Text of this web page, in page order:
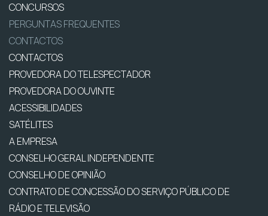
CONCURSOS
PERGUNTAS FREQUENTES
CONTACTOS
CONTACTOS
PROVEDORA DO TELESPECTADOR
PROVEDORA DO OUVINTE
ACESSIBILIDADES
SATÉLITES
A EMPRESA
CONSELHO GERAL INDEPENDENTE
CONSELHO DE OPINIÃO
CONTRATO DE CONCESSÃO DO SERVIÇO PÚBLICO DE
RÁDIO E TELEVISÃO